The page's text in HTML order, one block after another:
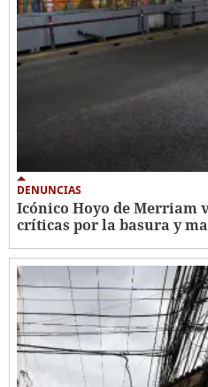
DENUNCIAS
Icónico Hoyo de Merriam
críticas por la basura y